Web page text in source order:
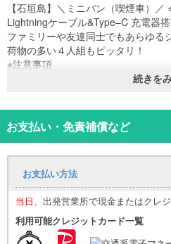
【石垣島】＼ミニバン（喫煙車）／
Lightningケーブル&Type–C 充電
ファミリーや友達同士でもあらゆる
荷物の多い４人組もピッタリ！
※注意事項
空港送迎ご利用の方は予約時に航空
ご利用時注意事項をしっかりとご確
い！
続きを
お支払い・免責補償など
お支払い方法
当日、出発営業所で現金またはクレ
利用可能クレジットカード一覧